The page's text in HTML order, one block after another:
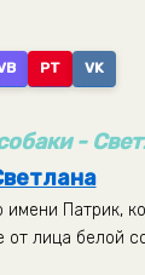
PT VK
-
Патрик,
лица белой